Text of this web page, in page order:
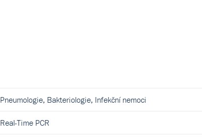
Pneumologie, Bakteriologie, Infekční nemoci
Real-Time PCR